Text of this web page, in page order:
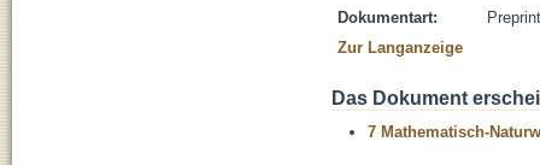
Dokumentart:
Preprint
Zur Langanzeige
Das Dokument
7 Mathematisch-